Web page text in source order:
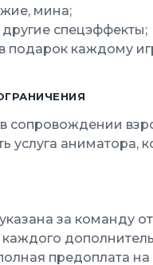
мина;
спецэффекты;
подарок каждому
в сопровождении
услуга
за команду
предоплата